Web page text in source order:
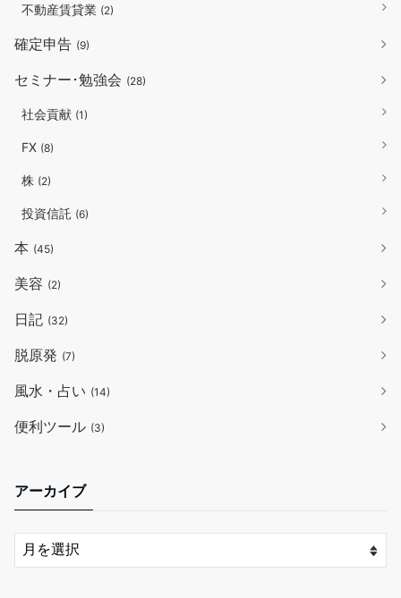
不動産賃貸業 (2)
確定申告 (9)
セミナー･勉強会 (28)
社会貢献 (1)
FX (8)
株 (2)
投資信託 (6)
本 (45)
美容 (2)
日記 (32)
脱原発 (7)
風水・占い (14)
便利ツール (3)
アーカイブ